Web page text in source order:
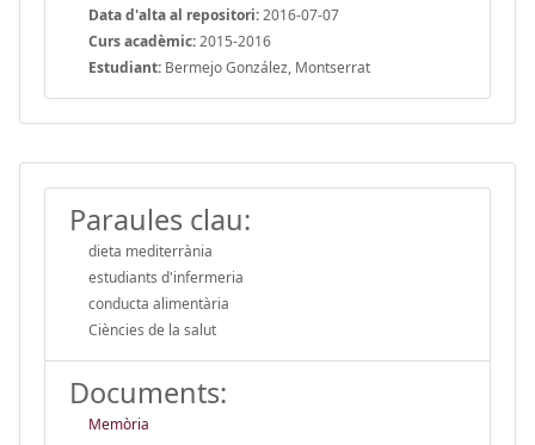
Data d'alta al repositori:2016-07-07
Curs acadèmic:2015-2016
Estudiant: Bermejo González, Montserrat
Paraules clau:
dieta mediterrània
estudiants d'infermeria
conducta alimentària
Ciències de la salut
Documents:
Memòria